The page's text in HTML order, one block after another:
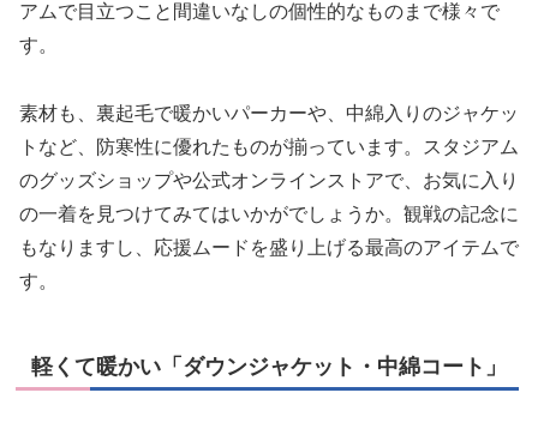
アムで目立つこと間違いなしの個性的なものまで様々で
す。
素材も、裏起毛で暖かいパーカーや、中綿入りのジャケッ
トなど、防寒性に優れたものが揃っています。スタジアム
のグッズショップや公式オンラインストアで、お気に入り
の一着を見つけてみてはいかがでしょうか。観戦の記念に
もなりますし、応援ムードを盛り上げる最高のアイテムで
す。
軽くて暖かい「ダウンジャケット・中綿コート」